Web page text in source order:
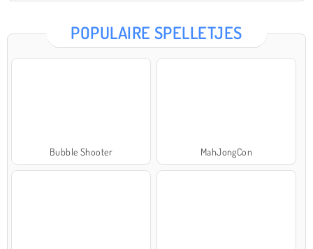
POPULAIRE SPELLETJES
Bubble Shooter MahJongCon